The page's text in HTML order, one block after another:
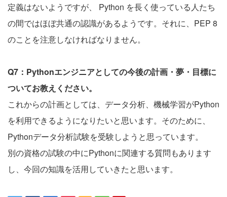
定義はないようですが、 Python を長く使っている人たち
の間ではほぼ共通の認識があるようです。それに、PEP 8
のことを注意しなければなりません。
Q7：Pythonエンジニアとしての今後の計画・夢・目標に
ついてお教えください。
これからの計画としては、データ分析、機械学習がPython
を利用できるようになりたいと思います。そのために、
Pythonデータ分析試験を受験しようと思っています。
別の資格の試験の中にPythonに関連する質問もあります
し、今回の知識を活用していきたと思います。